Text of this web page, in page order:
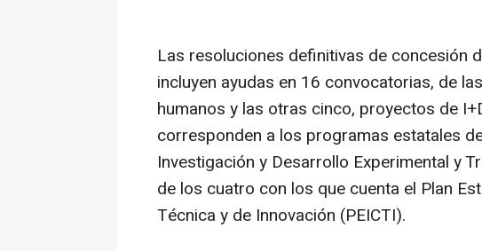
Las resoluciones definitivas de concesión
incluyen ayudas en 16 convocatorias, de
humanos y las otras cinco, proyectos de
corresponden a los programas estatales
Investigación y Desarrollo Experimental y
de los cuatro con los que cuenta el Plan
Técnica y de Innovación (PEICTI).